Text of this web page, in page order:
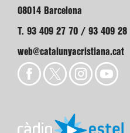
08014 Barcelona
T. 93 409 27 70 / 93 409 28
web@catalunyacristiana.cat